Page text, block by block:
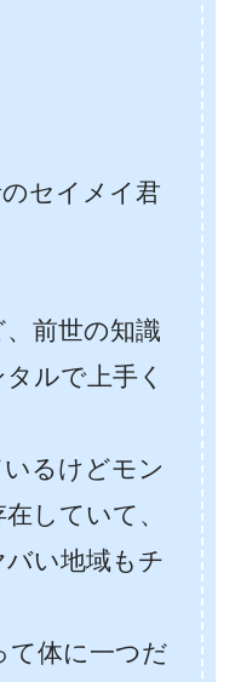
セイメイ君
前世の知識
ルで上手く
るけどモン
していて、
バい地域もチ
て体に一つだ